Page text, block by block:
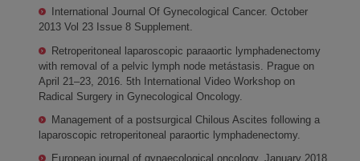
International Journal Of Gynecological Cancer. October
2013 Vol 23 Issue 8 Supplement.
Retroperitoneal laparoscopic paraaortic lymphadenectomy
with removal of a pelvic lymph node metástasis. Prague on
April 21–23, 2016. 5th International Video Workshop on
Radical Surgery in Gynecological Oncology.
Management of a postsurgical Chilous Ascites following a
laparoscopic retroperitoneal paraortic lymphadenectomy.
European journal of gynaecological oncology. January 2018